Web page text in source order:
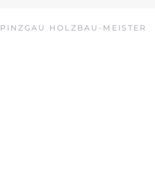
PINZGAU HOLZBAU-MEISTER